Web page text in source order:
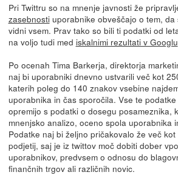
Pri Twittru so na mnenje javnosti že
zasebnostiuporabnike obveščajo o tem, da
vidni vsem. Prav tako so bili ti podatki od
na voljo tudi med iskalnimi rezultati v Googlu
Po ocenah Tima Barkerja, direktorja
naj bi uporabniki dnevno ustvarili več kot
katerih poleg do 140 znakov vsebine
uporabnika in čas sporočila. Vse te
opremijo s podatki o dosegu posameznika,
mnenjsko analizo, oceno spola uporabnika
Podatke naj bi željno pričakovalo že več
podjetij, saj je iz twittov moč dobiti dober
uporabnikov, predvsem o odnosu do
finančnih trgov ali različnih novic.